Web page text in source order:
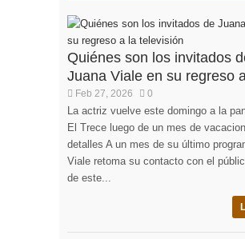
Quiénes son los invitados
Juana Viale en su regreso
Feb 27, 2026 0
La actriz vuelve este domingo a la
El Trece luego de un mes de
detalles A un mes de su último
Viale retoma su contacto con el
de este...